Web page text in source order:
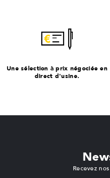
Une sélection à prix négociée en
direct d'usine.
Recevez